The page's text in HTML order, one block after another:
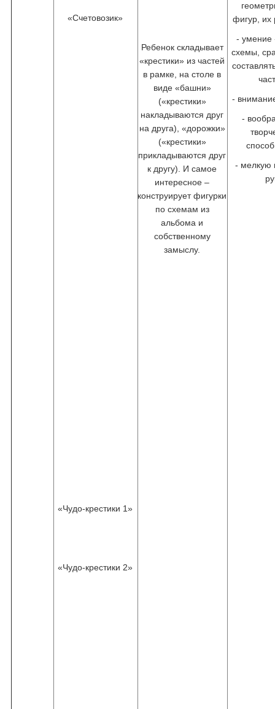
«Счетовозик»
«Чудо-крестики 1»
«Чудо-крестики 2»
Ребенок складывает
«крестики» из частей
в рамке, на столе в
виде «башни»
(«крестики»
накладываются друг
на друга), «дорожки»
(«крестики»
прикладываются друг
к другу). И самое
интересное –
конструирует фигурки
по схемам из
альбома и
собственному
замыслу.
фигур, их
- умение
схемы,
-
-
- мелкую